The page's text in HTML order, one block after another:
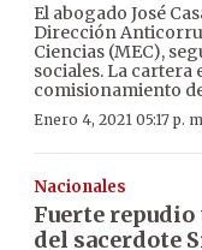
El abogado José
Dirección
Ciencias (MEC),
sociales. La cartera
comisionamiento
Enero 4, 2021 05:17 p.
Nacionales
Fuerte
del sacerdote